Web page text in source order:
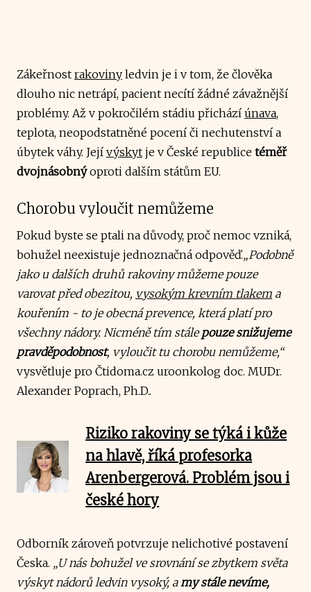
Zákeřnost rakoviny ledvin je i v tom, že člověka
dlouho nic netrápí, pacient necítí žádné závažnější
problémy. Až v pokročilém stádiu přichází únava,
teplota, neopodstatněné pocení či nechutenství a
úbytek váhy. Její výskyt je v České republice téměř
dvojnásobnýoproti dalším státům EU.
Chorobu vyloučit nemůžeme
Pokud byste se ptali na důvody, proč nemoc vzniká,
bohužel neexistuje jednoznačná odpověď.„Podobně
jako u dalších druhů rakoviny můžeme pouze
varovat před obezitou, vysokým krevním tlakem a
kouřením - to je obecná prevence, která platí pro
všechny nádory. Nicméně tím stálepouze snižujeme
pravděpodobnost, vyloučit tu chorobu nemůžeme,“
vysvětluje pro Čtidoma.cz uroonkolog doc. MUDr.
Alexander Poprach, Ph.D..
Riziko rakoviny se týká i kůže
na hlavě, říká profesorka
Arenbergerová. Problém jsou i
české hory
Odborník zároveň potvrzuje nelichotivé postavení
Česka. „U nás bohužel ve srovnání se zbytkem světa
výskyt nádorů ledvin vysoký, a my stále nevíme,